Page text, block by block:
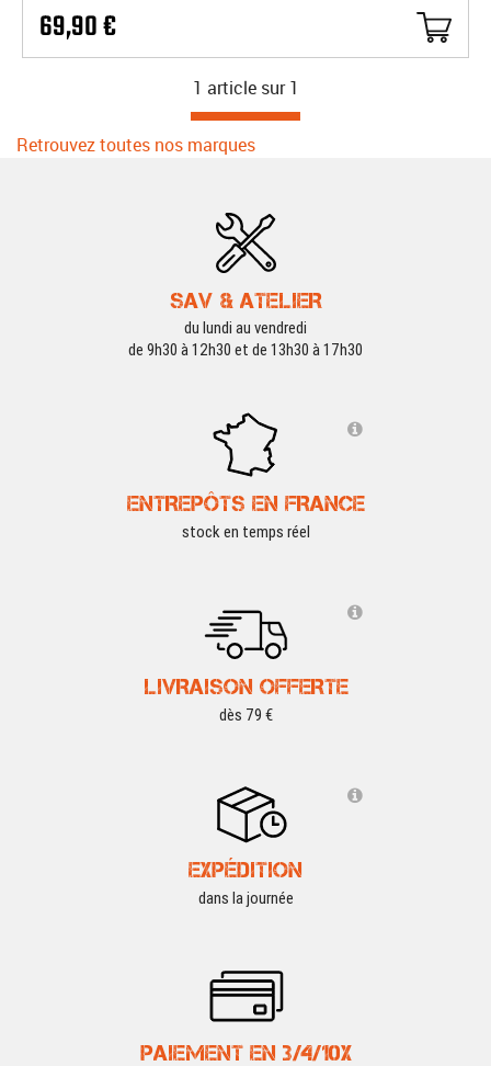
69,90 €
1 article sur 1
Retrouvez toutes nos marques
SAV & ATELIER
du lundi au vendredi
de 9h30 à 12h30 et de 13h30 à 17h30
ENTREPÔTS EN FRANCE
stock en temps réel
LIVRAISON OFFERTE
dès 79 €
EXPÉDITION
dans la journée
PAIEMENT EN 3/4/10X